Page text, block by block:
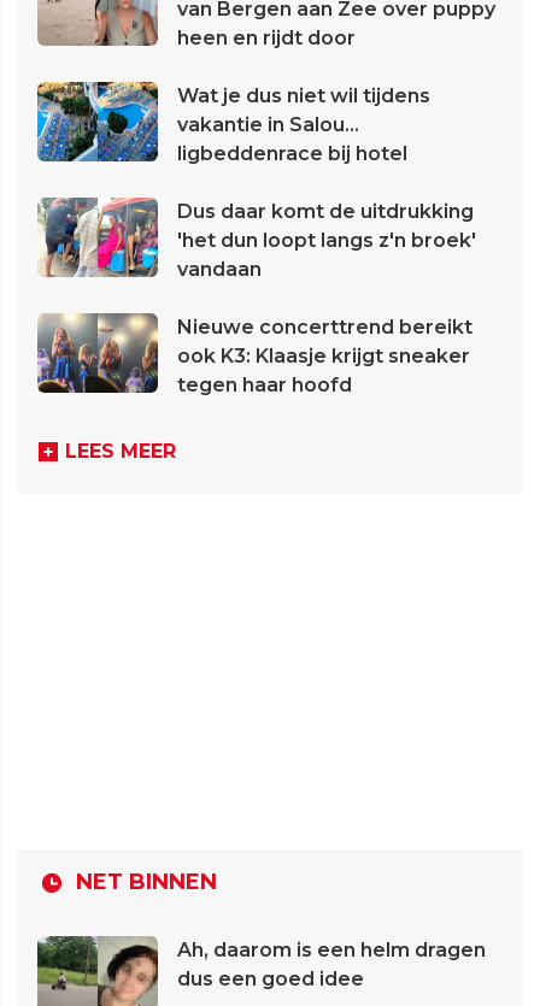
van Bergen aan Zee over puppy
heen en rijdt door
Wat je dus niet wil tijdens
vakantie in Salou...
ligbeddenrace bij hotel
Dus daar komt de uitdrukking
'het dun loopt langs z'n broek'
vandaan
Nieuwe concerttrend bereikt
ook K3: Klaasje krijgt sneaker
tegen haar hoofd
LEES MEER
NET BINNEN
Ah, daarom is een helm dragen
dus een goed idee